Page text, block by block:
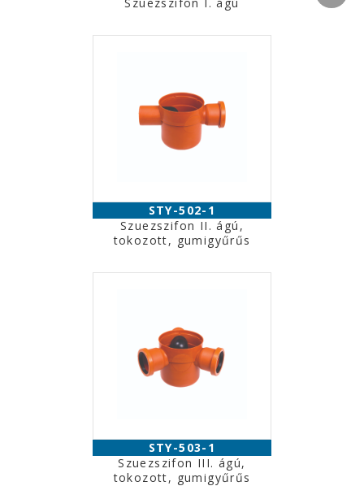
STY-502-1
Szuezszifon II. ágú,
tokozott, gumigyűrűs
STY-503-1
Szuezszifon III. ágú,
tokozott, gumigyűrűs